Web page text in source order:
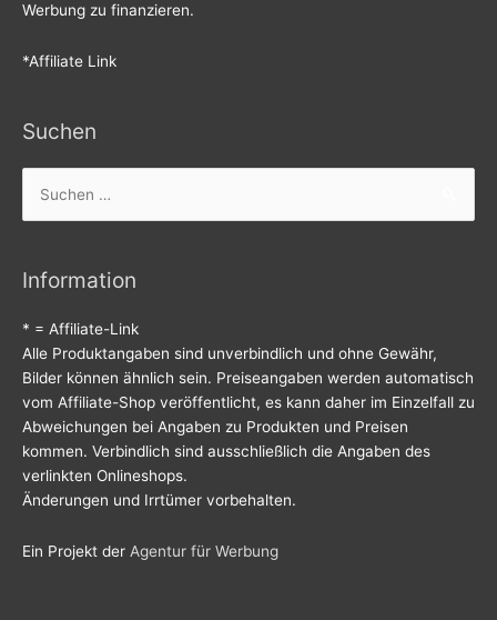
Werbung zu finanzieren.
*Affiliate Link
Suchen
Suchen
nach:
Information
* = Affiliate-Link
Alle Produktangaben sind unverbindlich und ohne Gewähr,
Bilder können ähnlich sein. Preiseangaben werden automatisch
vom Affiliate-Shop veröffentlicht, es kann daher im Einzelfall zu
Abweichungen bei Angaben zu Produkten und Preisen
kommen. Verbindlich sind ausschließlich die Angaben des
verlinkten Onlineshops.
Änderungen und Irrtümer vorbehalten.
Ein Projekt der Agentur für Werbung